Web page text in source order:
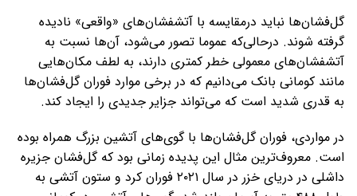
گل‌فشان‌ها نباید درمقایسه‌ با آتشفشان‌های «واقعی» نادیده
گرفته شوند. درحالی‌که عموما تصور می‌شود، آن‌ها نسبت به
آتشفشان‌های معمولی خطر کمتری دارند، به لطف مکان‌هایی
مانند کومانی بانک می‌دانیم که در برخی موارد فوران گل‌فشان‌ها
به قدری شدید است که می‌تواند جزایر جدیدی را ایجاد کند.
در مواردی، فوران گل‌فشان‌ها با گوی‌های آتشین بزرگ همراه بوده
است. معروف‌ترین مثال این پدیده زمانی بود که گل‌فشان جزیره
داشلی در دریای خزر در سال ۲۰۲۱ فوران کرد و ستون آتشی به